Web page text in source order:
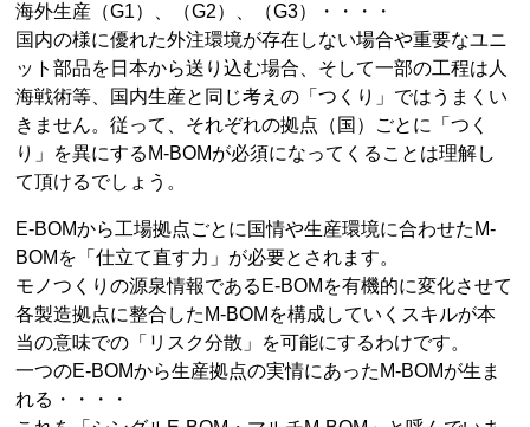
海外生産（G1）、（G2）、（G3）・・・・
国内の様に優れた外注環境が存在しない場合や重要なユニ
ット部品を日本から送り込む場合、そして一部の工程は人
海戦術等、国内生産と同じ考えの「つくり」ではうまくい
きません。従って、それぞれの拠点（国）ごとに「つく
り」を異にするM-BOMが必須になってくることは理解し
て頂けるでしょう。
E-BOMから工場拠点ごとに国情や生産環境に合わせたM-
BOMを「仕立て直す力」が必要とされます。
モノつくりの源泉情報であるE-BOMを有機的に変化させて
各製造拠点に整合したM-BOMを構成していくスキルが本
当の意味での「リスク分散」を可能にするわけです。
一つのE-BOMから生産拠点の実情にあったM-BOMが生ま
れる・・・・